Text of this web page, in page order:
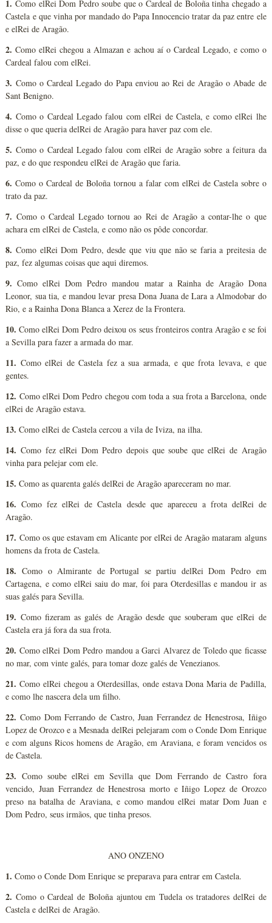
1. Como elRei Dom Pedro soube que o Cardeal de Boloña tinha chegado a
Castela e que vinha por mandado do Papa Innocencio tratar da paz entre ele
e elRei de Aragão.
2. Como elRei chegou a Almazan e achou aí o Cardeal Legado, e como o
Cardeal falou com elRei.
3. Como o Cardeal Legado do Papa enviou ao Rei de Aragão o Abade de
Sant Benigno.
4. Como o Cardeal Legado falou com elRei de Castela, e como elRei lhe
disse o que queria delRei de Aragão para haver paz com ele.
5. Como o Cardeal Legado falou com elRei de Aragão sobre a feitura da
paz, e do que respondeu elRei de Aragão que faria.
6. Como o Cardeal de Boloña tornou a falar com elRei de Castela sobre o
trato da paz.
7. Como o Cardeal Legado tornou ao Rei de Aragão a contar-lhe o que
achara em elRei de Castela, e como não os pôde concordar.
8. Como elRei Dom Pedro, desde que viu que não se faria a preitesia de
paz, fez algumas coisas que aqui diremos.
9. Como elRei Dom Pedro mandou matar a Rainha de Aragão Dona
Leonor, sua tia, e mandou levar presa Dona Juana de Lara a Almodobar do
Rio, e a Rainha Dona Blanca a Xerez de la Frontera.
10. Como elRei Dom Pedro deixou os seus fronteiros contra Aragão e se foi
a Sevilla para fazer a armada do mar.
11. Como elRei de Castela fez a sua armada, e que frota levava, e que
gentes.
12. Como elRei Dom Pedro chegou com toda a sua frota a Barcelona, onde
elRei de Aragão estava.
13. Como elRei de Castela cercou a vila de Iviza, na ilha.
14. Como fez elRei Dom Pedro depois que soube que elRei de Aragão
vinha para pelejar com ele.
15. Como as quarenta galés delRei de Aragão apareceram no mar.
16. Como fez elRei de Castela desde que apareceu a frota delRei de
Aragão.
17. Como os que estavam em Alicante por elRei de Aragão mataram alguns
homens da frota de Castela.
18. Como o Almirante de Portugal se partiu delRei Dom Pedro em
Cartagena, e como elRei saiu do mar, foi para Oterdesillas e mandou ir as
suas galés para Sevilla.
19. Como fizeram as galés de Aragão desde que souberam que elRei de
Castela era já fora da sua frota.
20. Como elRei Dom Pedro mandou a Garci Alvarez de Toledo que ficasse
no mar, com vinte galés, para tomar doze galés de Venezianos.
21. Como elRei chegou a Oterdesillas, onde estava Dona Maria de Padilla,
e como lhe nascera dela um filho.
22. Como Dom Ferrando de Castro, Juan Ferrandez de Henestrosa, Iñigo
Lopez de Orozco e a Mesnada delRei pelejaram com o Conde Dom Enrique
e com alguns Ricos homens de Aragão, em Araviana, e foram vencidos os
de Castela.
23. Como soube elRei em Sevilla que Dom Ferrando de Castro fora
vencido, Juan Ferrandez de Henestrosa morto e Iñigo Lopez de Orozco
preso na batalha de Araviana, e como mandou elRei matar Dom Juan e
Dom Pedro, seus irmãos, que tinha presos.
ANO ONZENO
1. Como o Conde Dom Enrique se preparava para entrar em Castela.
2. Como o Cardeal de Boloña ajuntou em Tudela os tratadores delRei de
Castela e delRei de Aragão.